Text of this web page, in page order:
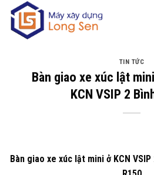
qua
TIN TỨC
Bàn giao xe xúc lật
KCN VSIP 2
Bàn giao xe xúc lật mini ở KCN